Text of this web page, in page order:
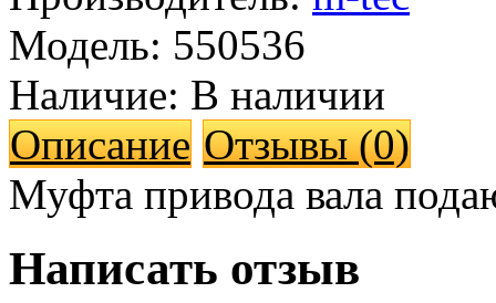
Модель: 550536
Наличие: В наличии
Описание Отзывы (0)
Муфта привода вала
Написать отзыв